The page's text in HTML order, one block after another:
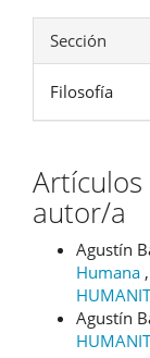
Sección
Filosofía
autor/a
Agustín
Humana ,
Agustín